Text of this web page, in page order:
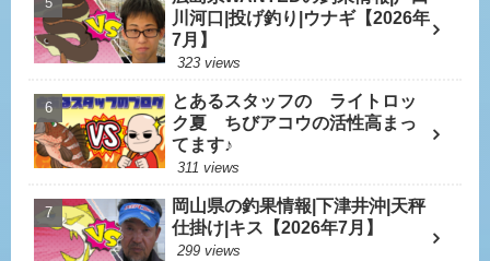
川河口|投げ釣り|ウナギ【2026年
7月】
323 views
とあるスタッフの ライトロッ
ク夏 ちびアコウの活性高まっ
てます♪
311 views
岡山県の釣果情報|下津井沖|天秤
仕掛け|キス【2026年7月】
299 views